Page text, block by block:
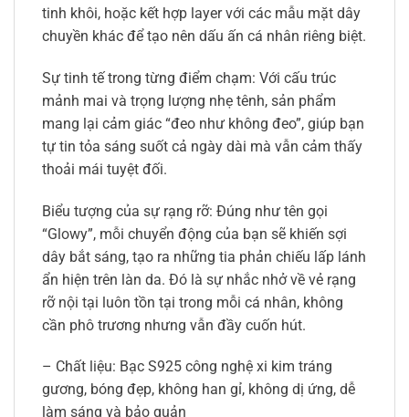
tinh khôi, hoặc kết hợp layer với các mẫu mặt dây
chuyền khác để tạo nên dấu ấn cá nhân riêng biệt.
Sự tinh tế trong từng điểm chạm: Với cấu trúc
mảnh mai và trọng lượng nhẹ tênh, sản phẩm
mang lại cảm giác “đeo như không đeo”, giúp bạn
tự tin tỏa sáng suốt cả ngày dài mà vẫn cảm thấy
thoải mái tuyệt đối.
Biểu tượng của sự rạng rỡ: Đúng như tên gọi
“Glowy”, mỗi chuyển động của bạn sẽ khiến sợi
dây bắt sáng, tạo ra những tia phản chiếu lấp lánh
ẩn hiện trên làn da. Đó là sự nhắc nhở về vẻ rạng
rỡ nội tại luôn tồn tại trong mỗi cá nhân, không
cần phô trương nhưng vẫn đầy cuốn hút.
– Chất liệu: Bạc S925 công nghệ xi kim tráng
gương, bóng đẹp, không han gỉ, không dị ứng, dễ
làm sáng và bảo quản